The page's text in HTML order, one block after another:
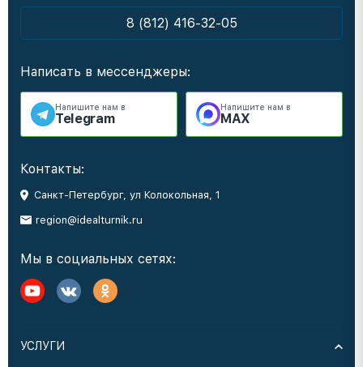
8 (812) 416-32-05
Написать в мессенджеры:
Напишите нам в
Telegram
Напишите нам в
MAX
Контакты:
Санкт-Петербург, ул Колокольная, 1
region@idealturnik.ru
Мы в социальных сетях:
УСЛУГИ